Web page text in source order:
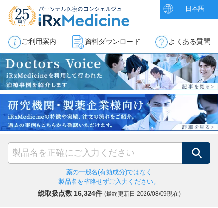
日本語
ご利用案内 資料ダウンロード よくある質問
検索
薬の一般名(有効成分)ではなく
製品名を省略せずご入力ください。
総取扱点数 16,324件 (最終更新日 2026/08/09現在)